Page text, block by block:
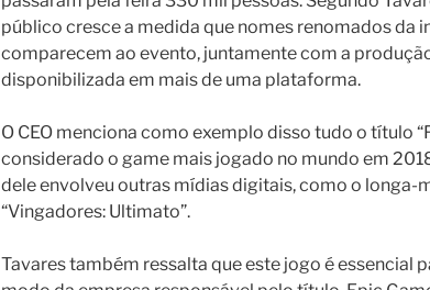
público cresce a medida que nomes renomados da
comparecem ao evento, juntamente com a
disponibilizada em mais de uma plataforma.
O CEO menciona como exemplo disso tudo o título
considerado o game mais jogado no mundo em
dele envolveu outras mídias digitais, como o longa-
“Vingadores: Ultimato”.
Tavares também ressalta que este jogo é essencial